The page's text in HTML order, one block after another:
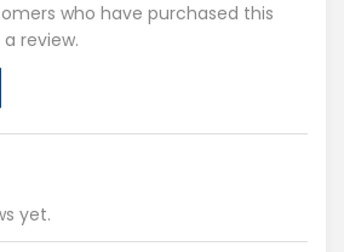
who have purchased this
review.
yet.